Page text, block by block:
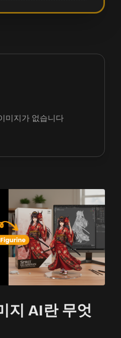
미지가 없습니다
지 AI란 무엇